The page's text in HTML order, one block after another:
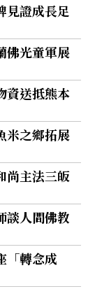
證成長足
佛光童軍展
資送抵熊本
米之鄉拓展
尚主法三皈
人間佛教
「轉念成